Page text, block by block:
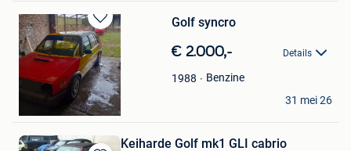
Bewaren
in
Mijn
Favorieten
Golf syncro
€ 2.000,- Details
1988
Benzine
willekens
31 mei 26
Keiharde Golf mk1 GLI cabrio